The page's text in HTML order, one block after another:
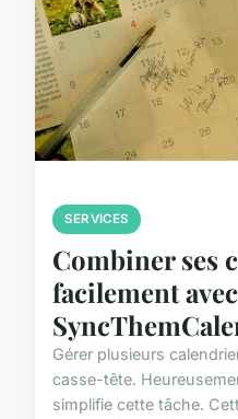
SERVICES
Combiner ses
facilement avec
Gérer plusieurs
casse-tête.
simplifie cette tâche.